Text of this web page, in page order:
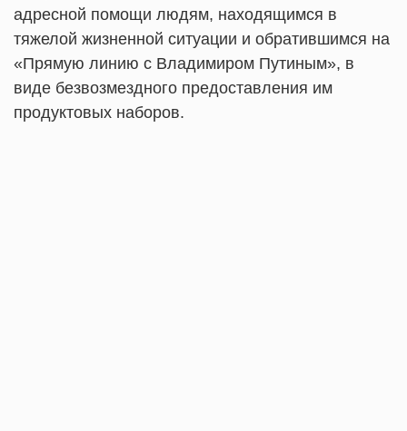
адресной помощи людям, находящимся в
тяжелой жизненной ситуации и обратившимся на
«Прямую линию с Владимиром Путиным», в
виде безвозмездного предоставления им
продуктовых наборов.